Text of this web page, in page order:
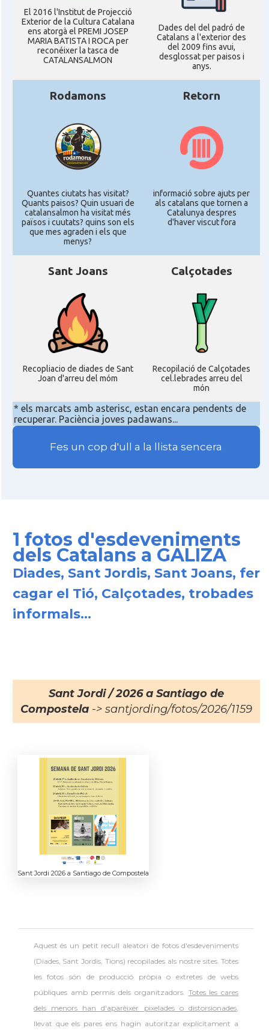
El 2016 l'Institut de Projecció
Exterior de la Cultura Catalana
ens atorgà el PREMI JOSEP
MARIA BATISTA I ROCA per
reconéixer la tasca de
CATALANSALMON
Dades del del padró de
Catalans a l'exterior des
del 2009 fins avui,
desglossat per paisos i
anys.
Rodamons
Quantes ciutats has visitat?
Quants paisos? Quin usuari de
catalansalmon ha visitat més
països i cuutats? quins son els
que mes agraden i els que
menys?
Retorn
informació sobre ajuts per
als catalans que tornen a
Catalunya despres
d'haver viscut fora
Sant Joans
Recopliacio de diades de Sant
Joan d'arreu del móm
Calçotades
Recopilació de Calçotades
cel.lebrades arreu del
món
* els marcats amb asterisc, estan encara pendents de
recuperar. Paciència joves padawans...
Fes un cop d'ull a la llista sencera
1 fotos d'esdeveniments
dels Catalans a GALIZA
Diades, Sant Jordis, Sant Joans, fer
cagar el Tió, Calçotades, trobades
informals...
Sant Jordi / 2026 a Santiago de
Compostela-> santjording/fotos/2026/1159
Sant Jordi 2026 a Santiago de Compostela
Aquest és un petit recull aleatori de fotos d'esdeveniments
(Diades, Sant Jordis, Tions) recopilades als nostre sites. Totes
les fotos són de producció pròpia o extretes de webs
públiques amb permís dels organitzadors. Totes les cares
dels menors han d'aparèixer pixelades o distorsionades,
llevat que els pares ens hagin autoritzar explícitament a